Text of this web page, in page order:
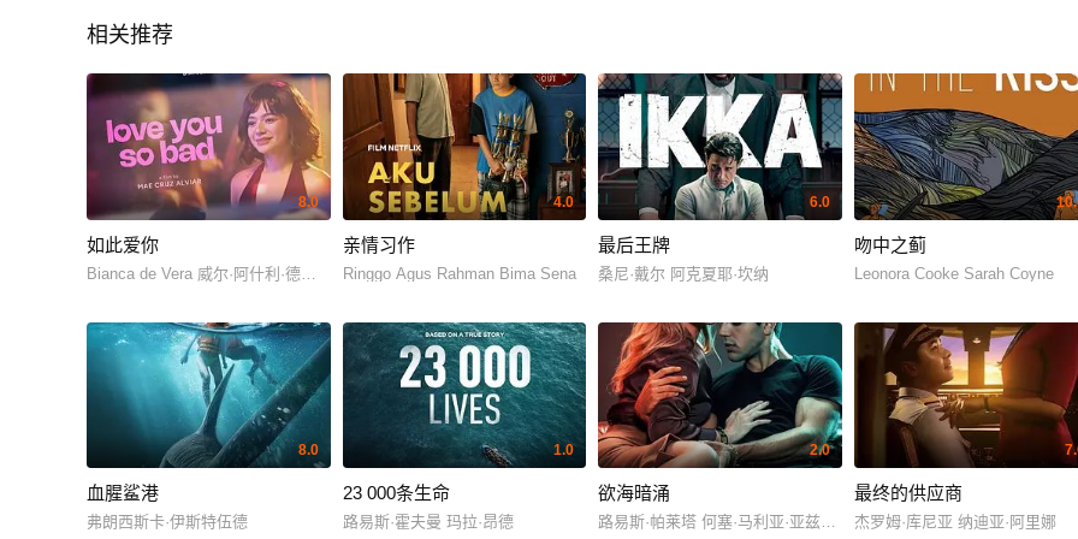
相关推荐
8.0
如此爱你
Bianca de Vera 威尔·阿什利·德莱昂
4.0
亲情习作
Ringgo Agus Rahman Bima Sena
6.0
最后王牌
桑尼·戴尔 阿克夏耶·坎纳
吻中之蓟
Leonora Cooke Sarah Coyne
8.0
血腥鲨港
弗朗西斯卡·伊斯特伍德
1.0
23 000条生命
路易斯·霍夫曼 玛拉·昂德
2.0
欲海暗涌
路易斯·帕莱塔 何塞·马利亚·亚兹皮克
最终的供应商
杰罗姆·库尼亚 纳迪亚·阿里娜